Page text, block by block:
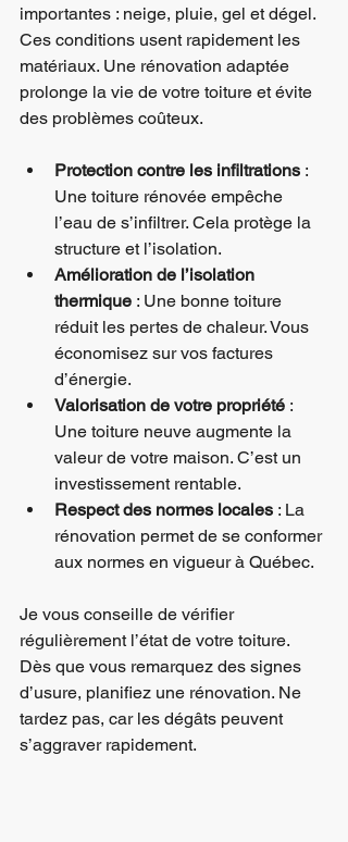
importantes : neige, pluie, gel et dégel.
Ces conditions usent rapidement les
matériaux. Une rénovation adaptée
prolonge la vie de votre toiture et évite
des problèmes coûteux.
Protection contre les infiltrations :
Une toiture rénovée empêche
l’eau de s’infiltrer. Cela protège la
structure et l’isolation.
Amélioration de l’isolation
thermique : Une bonne toiture
réduit les pertes de chaleur. Vous
économisez sur vos factures
d’énergie.
Valorisation de votre propriété :
Une toiture neuve augmente la
valeur de votre maison. C’est un
investissement rentable.
Respect des normes locales : La
rénovation permet de se conformer
aux normes en vigueur à Québec.
Je vous conseille de vérifier
régulièrement l’état de votre toiture.
Dès que vous remarquez des signes
d’usure, planifiez une rénovation. Ne
tardez pas, car les dégâts peuvent
s’aggraver rapidement.